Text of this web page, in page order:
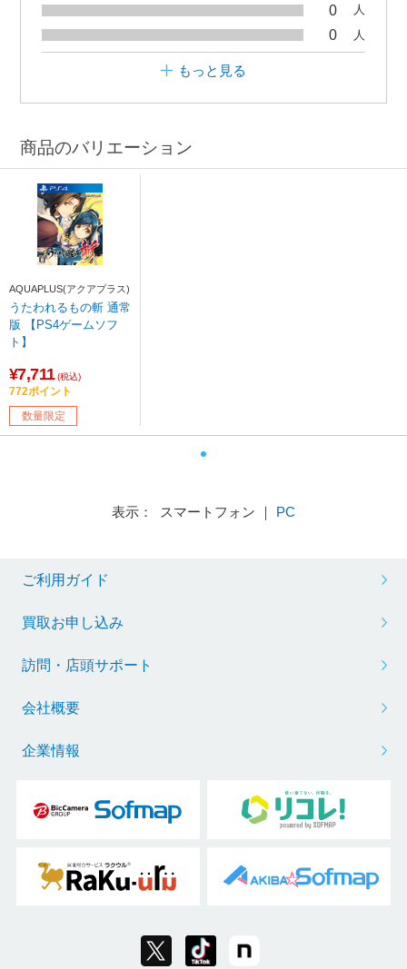
0 人
0 人
もっと見る
商品のバリエーション
AQUAPLUS(アクアプラス)
うたわれるもの斬 通常
版 【PS4ゲームソフ
ト】
¥7,711 (税込)
772ポイント
数量限定
表示： スマートフォン ｜ PC
ご利用ガイド
買取お申し込み
訪問・店頭サポート
会社概要
企業情報